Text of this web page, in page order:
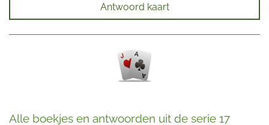
Antwoord kaart
Alle boekjes en antwoorden uit de serie 17